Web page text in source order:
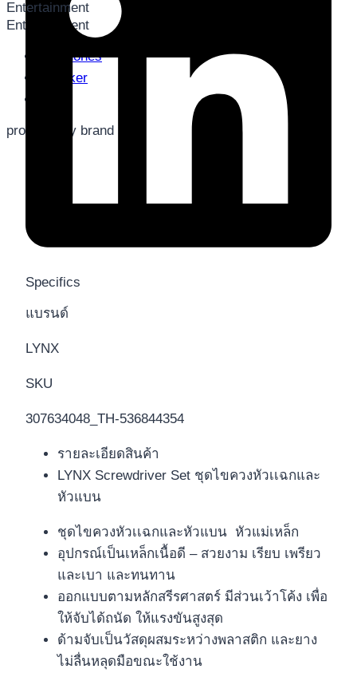
Entertainment
Entertainment
Earphones
Speaker
products by brand
Specifics
แบรนด์
LYNX
SKU
307634048_TH-536844354
รายละเอียดสินค้า
LYNX Screwdriver Set ชุดไขควงหัวเเฉกและ
หัวแบน
ชุดไขควงหัวเเฉกและหัวแบน หัวแม่เหล็ก
อุปกรณ์เป็นเหล็กเนื้อดี – สวยงาม เรียบ เพรียว
และเบา และทนทาน
ออกแบบตามหลักสรีรศาสตร์ มีส่วนเว้าโค้ง เพื่อ
ให้จับได้ถนัด ให้แรงขันสูงสุด
ด้ามจับเป็นวัสดุผสมระหว่างพลาสติก และยาง
ไม่ลื่นหลุดมือขณะใช้งาน